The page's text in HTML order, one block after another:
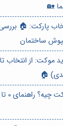
🏡
پارکت: 🏠
ساختمان
موکت: از انتخاب
🏠